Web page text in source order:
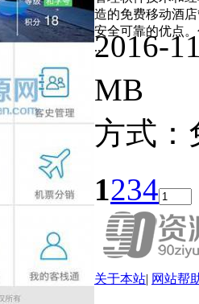
造的免费移动酒
安全可靠的优点
...
MB
方式：
1234
关于本站| 网站帮